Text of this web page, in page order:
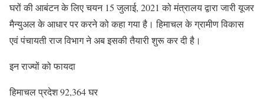
घरों की आबंटन के लिए चयन 15 जुलाई, 2021 को मंत्रालय द्वारा जारी यूजर
मैन्युअल के आधार पर करने को कहा गया है। हिमाचल के ग्रामीण विकास
एवं पंचायती राज विभाग ने अब इसकी तैयारी शुरू कर दी है।
इन राज्यों को फायदा
हिमाचल प्रदेश 92,364 घर